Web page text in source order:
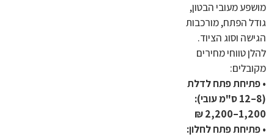
מושפע מעובי הבטון,
גודל הפתח, מורכבות
הגישה וסוג הציוד.
להלן טווחי מחירים
מקובלים:
• פתיחת פתח לדלת
(8–12 ס"מ עובי):
1,200–2,200 ₪
• פתיחת פתח לחלון: